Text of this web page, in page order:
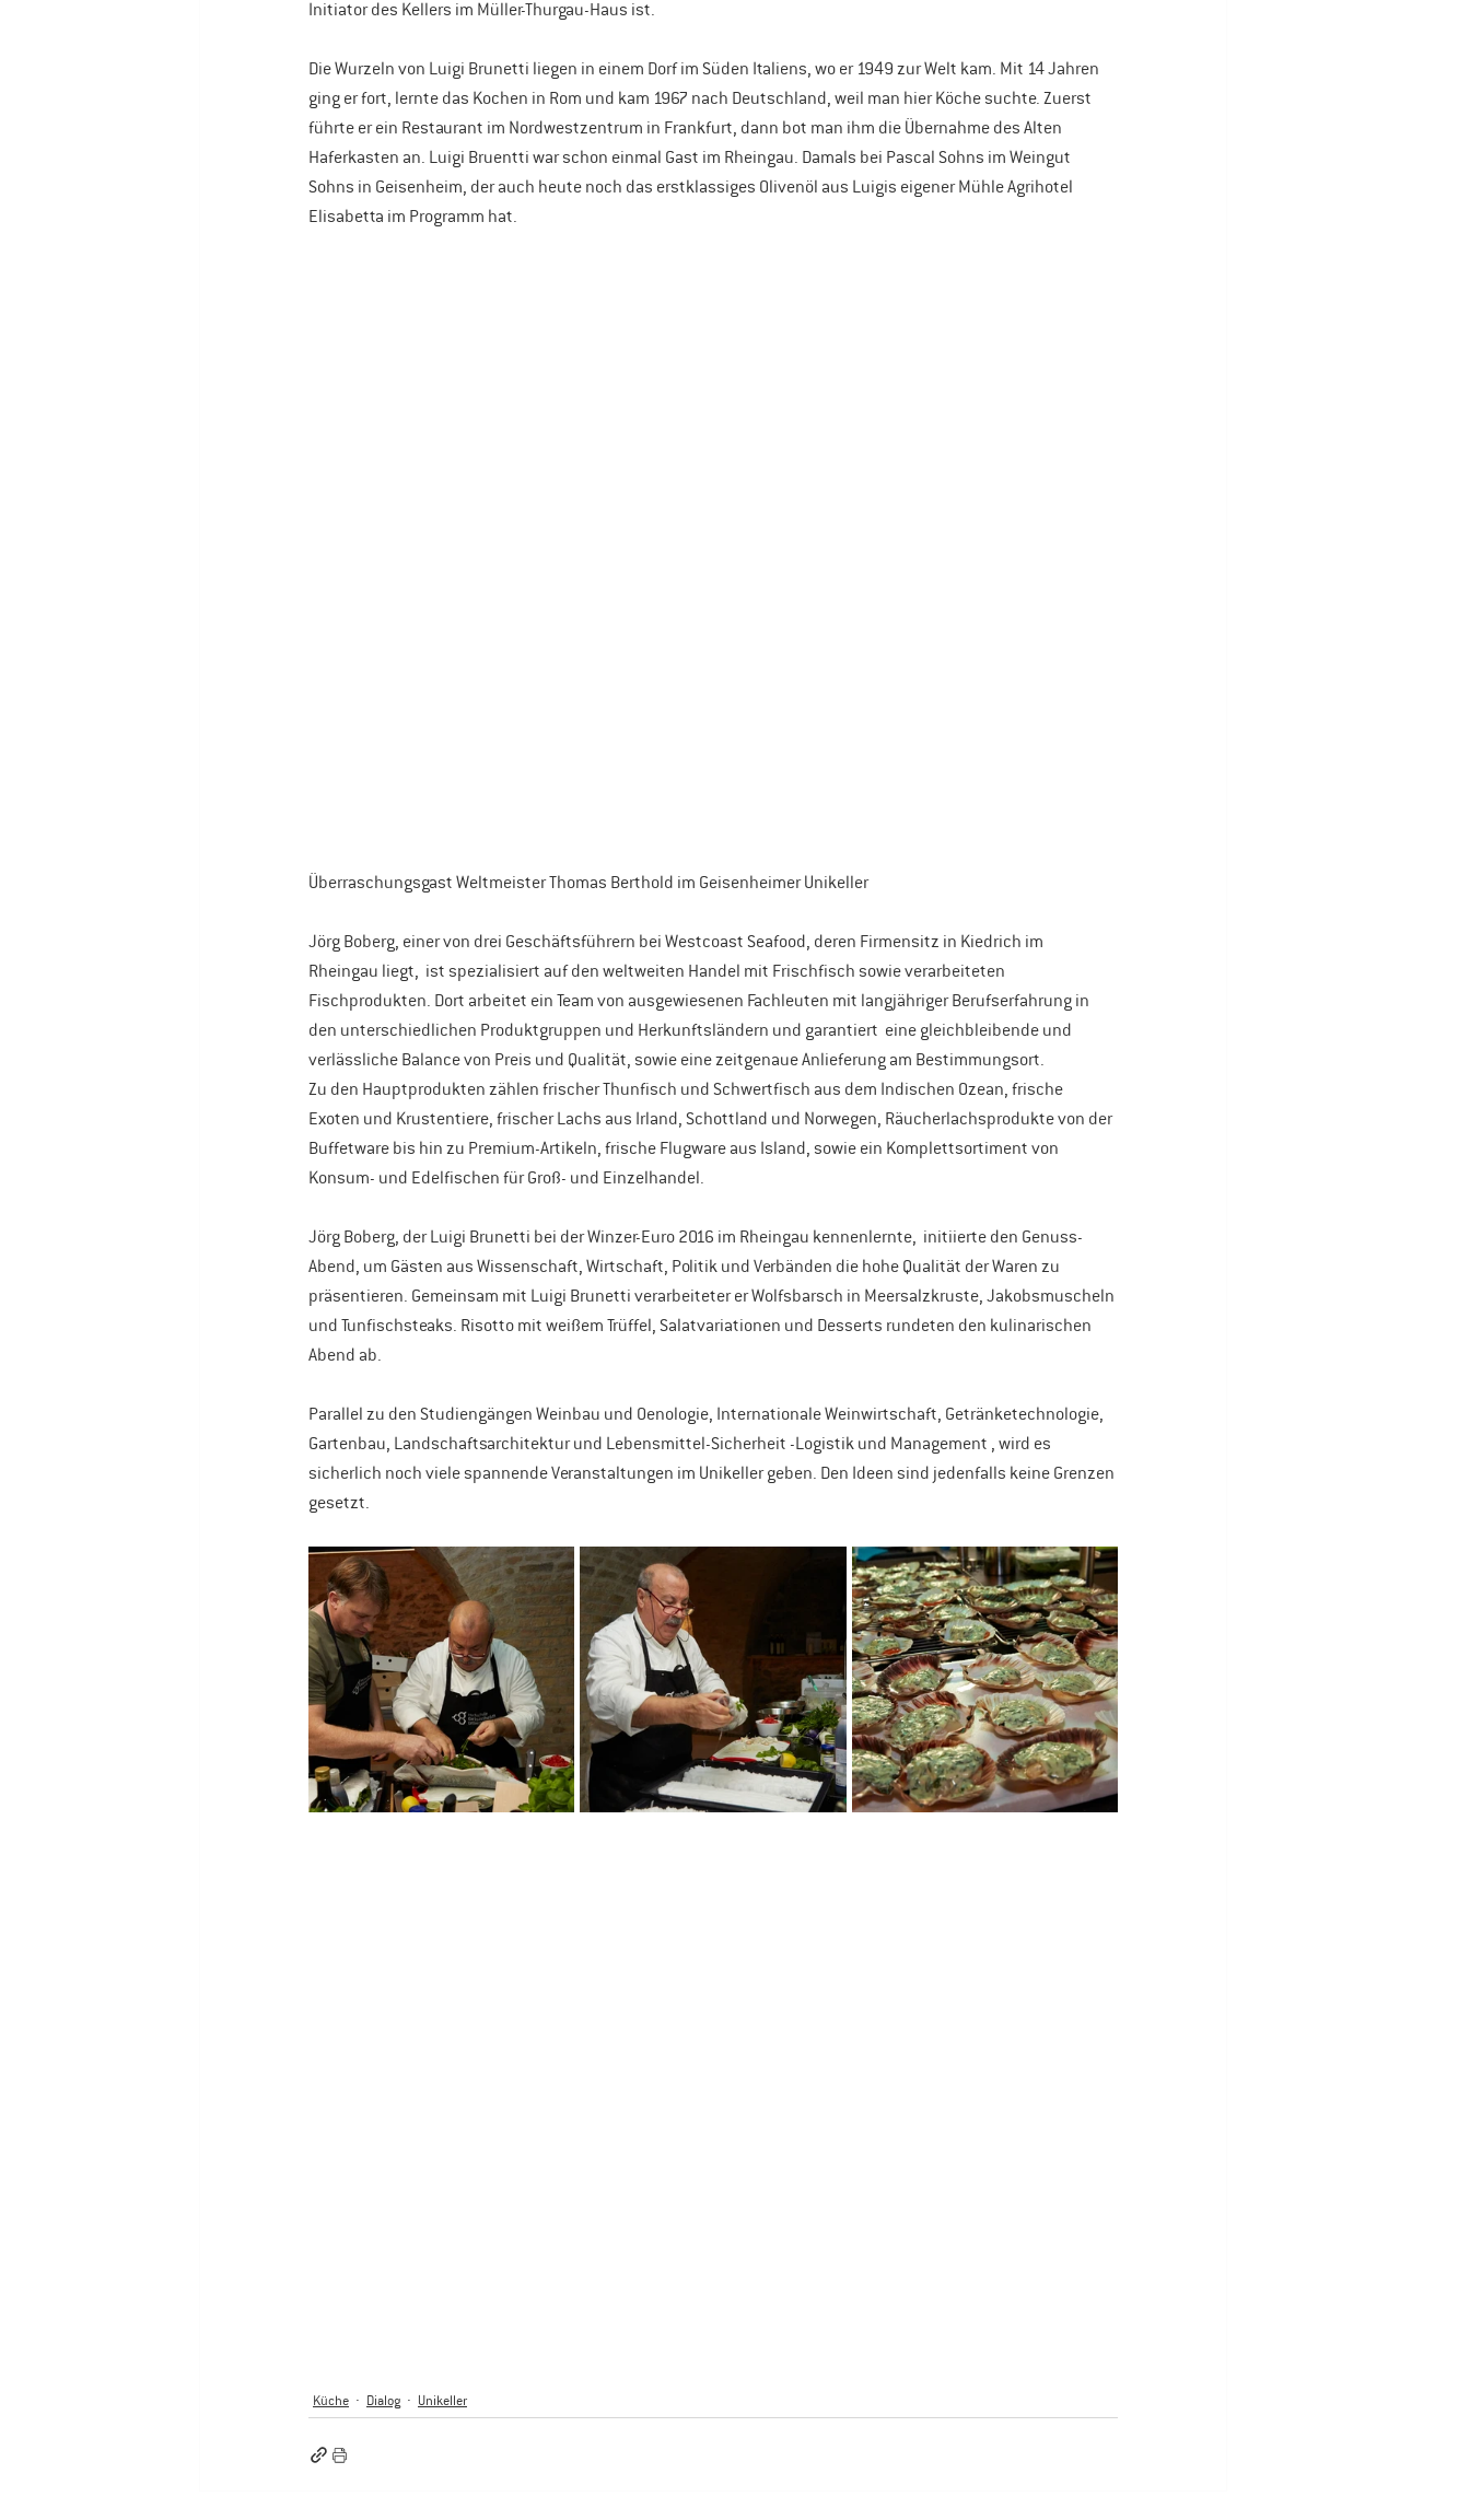
Initiator des Kellers im Müller-Thurgau-Haus ist.
Die Wurzeln von Luigi Brunetti liegen in einem Dorf im Süden Italiens, wo er 1949 zur Welt kam. Mit 14 Jahren
ging er fort, lernte das Kochen in Rom und kam 1967 nach Deutschland, weil man hier Köche suchte. Zuerst
führte er ein Restaurant im Nordwestzentrum in Frankfurt, dann bot man ihm die Übernahme des Alten
Haferkasten an. Luigi Bruentti war schon einmal Gast im Rheingau. Damals bei Pascal Sohns im Weingut
Sohns in Geisenheim, der auch heute noch das erstklassiges Olivenöl aus Luigis eigener Mühle Agrihotel
Elisabetta im Programm hat.
Überraschungsgast Weltmeister Thomas Berthold im Geisenheimer Unikeller
Jörg Boberg, einer von drei Geschäftsführern bei Westcoast Seafood, deren Firmensitz in Kiedrich im
Rheingau liegt,  ist spezialisiert auf den weltweiten Handel mit Frischfisch sowie verarbeiteten
Fischprodukten. Dort arbeitet ein Team von ausgewiesenen Fachleuten mit langjähriger Berufserfahrung in
den unterschiedlichen Produktgruppen und Herkunftsländern und garantiert  eine gleichbleibende und
verlässliche Balance von Preis und Qualität, sowie eine zeitgenaue Anlieferung am Bestimmungsort.
Zu den Hauptprodukten zählen frischer Thunfisch und Schwertfisch aus dem Indischen Ozean, frische
Exoten und Krustentiere, frischer Lachs aus Irland, Schottland und Norwegen, Räucherlachsprodukte von der
Buffetware bis hin zu Premium-Artikeln, frische Flugware aus Island, sowie ein Komplettsortiment von
Konsum- und Edelfischen für Groß- und Einzelhandel.
Jörg Boberg, der Luigi Brunetti bei der Winzer-Euro 2016 im Rheingau kennenlernte,  initiierte den Genuss-
Abend, um Gästen aus Wissenschaft, Wirtschaft, Politik und Verbänden die hohe Qualität der Waren zu
präsentieren. Gemeinsam mit Luigi Brunetti verarbeiteter er Wolfsbarsch in Meersalzkruste, Jakobsmuscheln
und Tunfischsteaks. Risotto mit weißem Trüffel, Salatvariationen und Desserts rundeten den kulinarischen
Abend ab.
Parallel zu den Studiengängen Weinbau und Oenologie, Internationale Weinwirtschaft, Getränketechnologie,
Gartenbau, Landschaftsarchitektur und Lebensmittel-Sicherheit -Logistik und Management , wird es
sicherlich noch viele spannende Veranstaltungen im Unikeller geben. Den Ideen sind jedenfalls keine Grenzen
gesetzt.
Küche Dialog Unikeller